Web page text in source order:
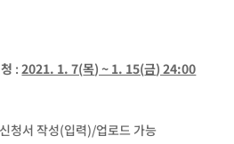
:2021. 1. 7(목) ~ 1. 15(금) 24:00
청서 작성(입력)/업로드 가능